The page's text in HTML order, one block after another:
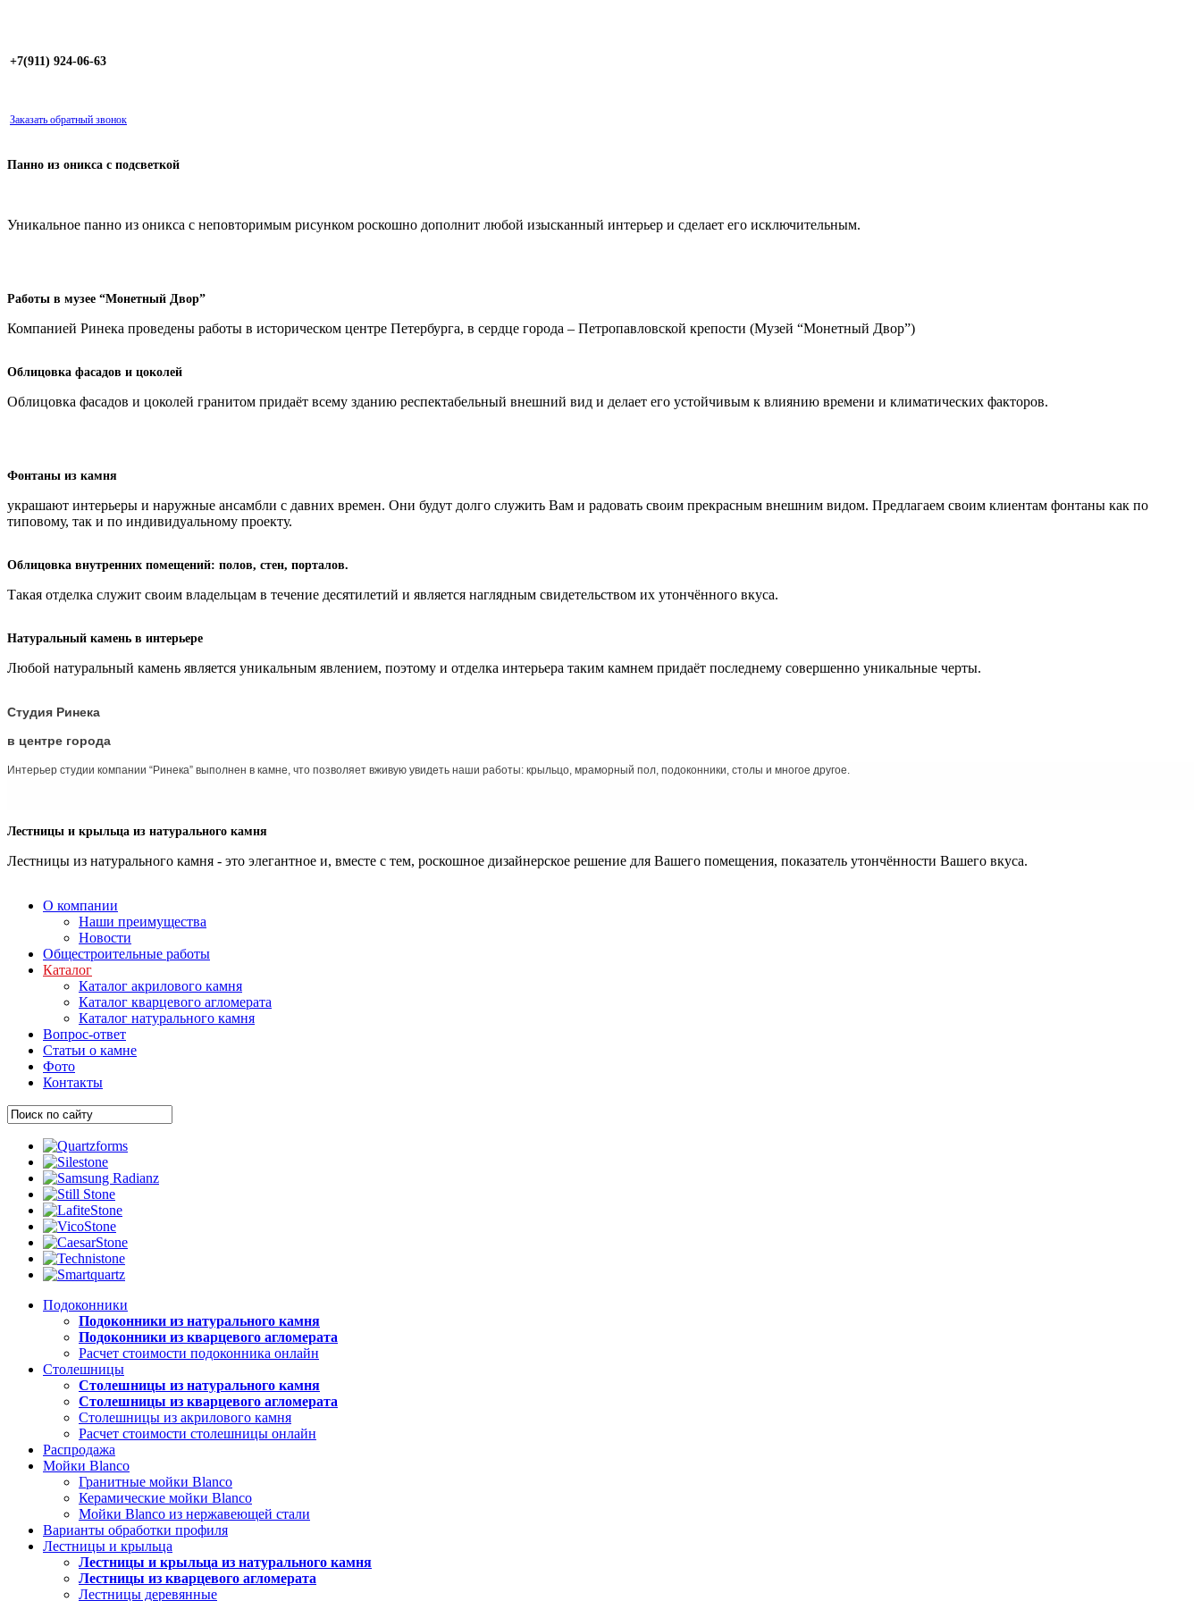
+7(911) 924-06-63
Заказать обратный звонок
Панно из оникса с подсветкой
Уникальное панно из оникса с неповторимым рисунком роскошно дополнит любой изысканный интерьер и сделает его исключительным.
Работы в музее “Монетный Двор”
Компанией Ринека проведены работы в историческом центре Петербурга, в сердце города – Петропавловской крепости (Музей “Монетный Двор”)
Облицовка фасадов и цоколей
Облицовка фасадов и цоколей гранитом придаёт всему зданию респектабельный внешний вид и делает его устойчивым к влиянию времени и климатических факторов.
Фонтаны из камня
украшают интерьеры и наружные ансамбли с давних времен. Они будут долго служить Вам и радовать своим прекрасным внешним видом. Предлагаем своим клиентам фонтаны как по
типовому, так и по индивидуальному проекту.
Облицовка внутренних помещений: полов, стен, порталов.
Такая отделка служит своим владельцам в течение десятилетий и является наглядным свидетельством их утончённого вкуса.
Натуральный камень в интерьере
Любой натуральный камень является уникальным явлением, поэтому и отделка интерьера таким камнем придаёт последнему совершенно уникальные черты.
Студия Ринека
в центре города
Интерьер студии компании “Ринека” выполнен в камне, что позволяет вживую увидеть наши работы: крыльцо, мраморный пол, подоконники, столы и многое другое.
Лестницы и крыльца из натурального камня
Лестницы из натурального камня - это элегантное и, вместе с тем, роскошное дизайнерское решение для Вашего помещения, показатель утончённости Вашего вкуса.
О компании
Наши преимущества
Новости
Общестроительные работы
Каталог
Каталог акрилового камня
Каталог кварцевого агломерата
Каталог натурального камня
Вопрос-ответ
Статьи о камне
Фото
Контакты
Подоконники
Подоконники из натурального камня
Подоконники из кварцевого агломерата
Расчет стоимости подоконника онлайн
Столешницы
Столешницы из натурального камня
Столешницы из кварцевого агломерата
Столешницы из акрилового камня
Расчет стоимости столешницы онлайн
Распродажа
Мойки Blanco
Гранитные мойки Blanco
Керамические мойки Blanco
Мойки Blanco из нержавеющей стали
Варианты обработки профиля
Лестницы и крыльца
Лестницы и крыльца из натурального камня
Лестницы из кварцевого агломерата
Лестницы деревянные